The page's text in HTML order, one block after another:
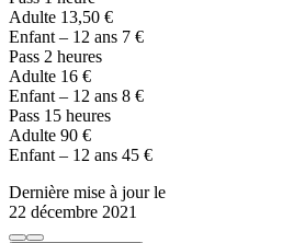
Adulte 13,50 €
Enfant – 12 ans 7 €
Pass 2 heures
Adulte 16 €
Enfant – 12 ans 8 €
Pass 15 heures
Adulte 90 €
Enfant – 12 ans 45 €
Dernière mise à jour le
22 décembre 2021